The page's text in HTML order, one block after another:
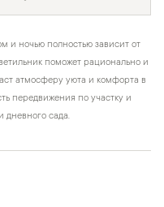
и ночью полностью зависит от
поможет рационально и
атмосферу уюта и комфорта в
передвижения по участку и
дневного сада.